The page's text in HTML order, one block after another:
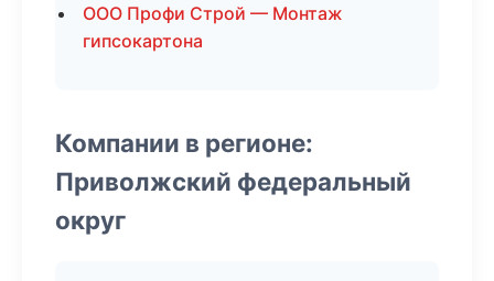
ООО Профи Строй — Монтаж
гипсокартона
Компании в регионе:
Приволжский федеральный
округ